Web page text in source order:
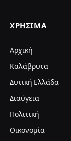
ΧΡΉΣΙΜΑ
Αρχική
Καλάβρυτα
Δυτική Ελλάδα
Διαύγεια
Πολιτική
Οικονομία